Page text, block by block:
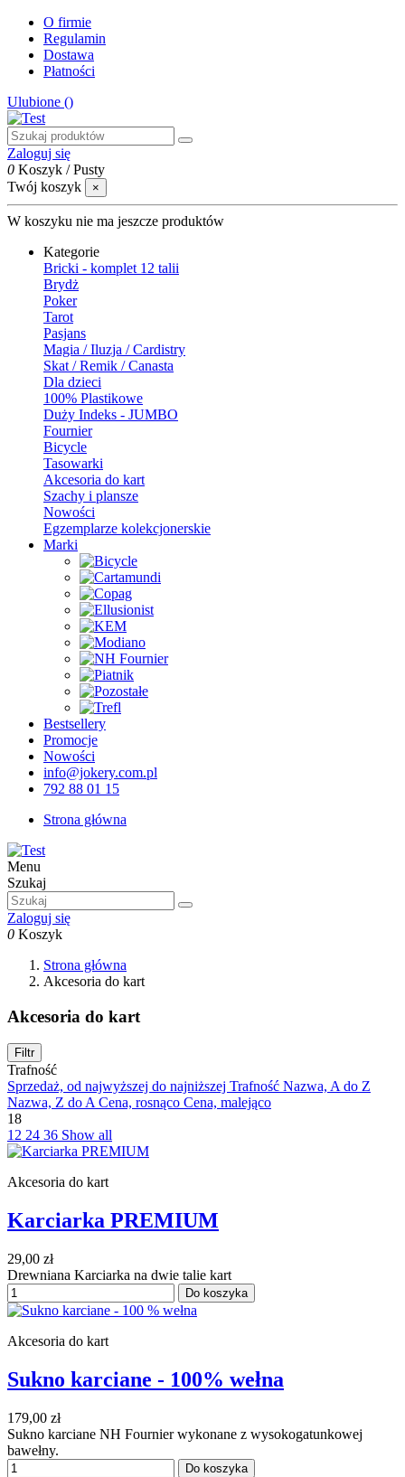
O firmie
Regulamin
Dostawa
Płatności
Ulubione ()
Zaloguj się
0 Koszyk /Pusty
Twój koszyk
×
W koszyku nie ma jeszcze produktów
Kategorie
Bricki - komplet 12 talii
Brydż
Poker
Tarot
Pasjans
Magia / Iluzja / Cardistry
Skat / Remik / Canasta
Dla dzieci
100% Plastikowe
Duży Indeks - JUMBO
Fournier
Bicycle
Tasowarki
Akcesoria do kart
Szachy i plansze
Nowości
Egzemplarze kolekcjonerskie
Marki
Bestsellery
Promocje
Nowości
info@jokery.com.pl
792 88 01 15
Strona główna
Menu
Szukaj
Zaloguj się
0 Koszyk
Strona główna
Akcesoria do kart
Akcesoria do kart
Filtr
Trafność
Sprzedaż, od najwyższej do najniższej Trafność Nazwa, A do Z
Nazwa, Z do ACena, rosnąco Cena, malejąco
18
12 24 36 Show all
Akcesoria do kart
Karciarka PREMIUM
29,00 zł
Drewniana Karciarka na dwie talie kart
Do koszyka
Akcesoria do kart
Sukno karciane - 100% wełna
179,00 zł
Sukno karciane NH Fournier wykonane z wysokogatunkowej
bawełny.
Do koszyka